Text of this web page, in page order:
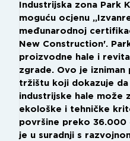
Industrijska zona Park
moguću ocjenu
međunarodnoj
New Construction'.
proizvodne hale i
zgrade. Ovo je
tržištu koji dokazuje
industrijske hale može
ekološke i tehničke
površine preko 36.000
je u suradnji s